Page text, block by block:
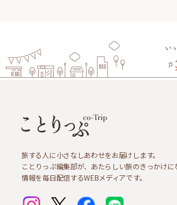
旅する人に小さなしあわせをお届けします。
ことりっぷ編集部が、あたらしい旅のきっかけに
情報を毎日配信するWEBメディアです。